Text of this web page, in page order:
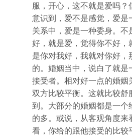
服，开心，这不就是爱吗？
意识到，爱不是感觉，爱是
关系中，爱是一种委身。不
好，就是爱，觉得你不好，
是你对我好，我就对你好，
的。婚姻当中，说白了就是
接受者。相对好一点的婚姻
双方比较平衡。这就比较舒
到。大部分的婚姻都是一个
的多。或说，从客观角度来
看，你给的跟他接受的比较